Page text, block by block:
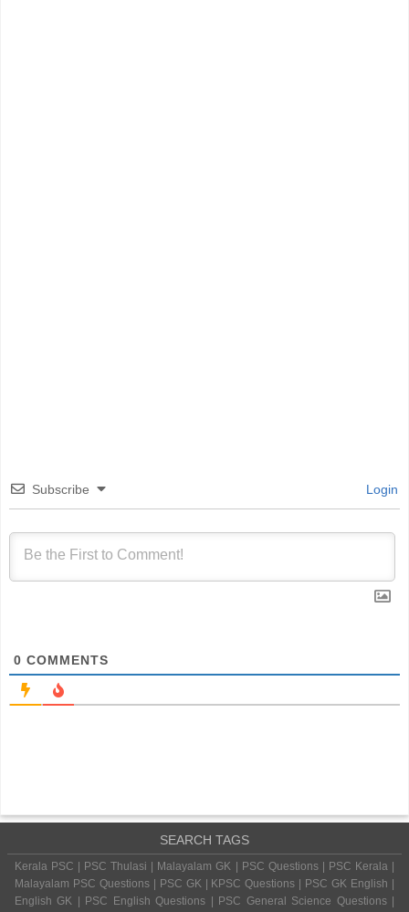
Subscribe Login
0 COMMENTS
SEARCH TAGS
Kerala PSC | PSC Thulasi | Malayalam GK | PSC Questions | PSC Kerala |
Malayalam PSC Questions | PSC GK | KPSC Questions | PSC GK English |
English GK | PSC English Questions | PSC General Science Questions |